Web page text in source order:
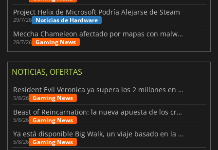
Project Helix de Microsoft Podría Alejarse de Steam
29/7/26 Noticias de Hardware
Meccha Chameleon afectado por mapas con malware y Discord
28/7/26 Gaming News
NOTICIAS, OFERTAS
Resident Evil Veronica ya supera los 2 millones en listas de deseados
5/8/26 Gaming News
Beast of Reincarnation: la nueva apuesta de los creadores de Pokémon
5/8/26 Gaming News
Ya está disponible Big Walk, un viaje basado en la amistad
5/8/26 Gaming News